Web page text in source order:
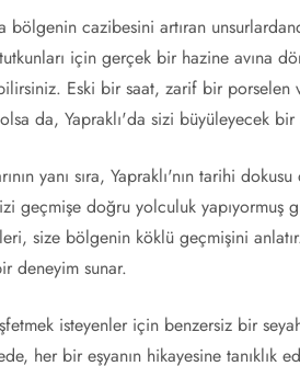
bölgenin cazibesini artıran
için gerçek bir hazine avına
Eski bir saat, zarif bir
olsa da, Yapraklı'da sizi büyüleyecek
yanı sıra, Yapraklı'nın tarihi
geçmişe doğru yolculuk yapıyormuş
size bölgenin köklü geçmişini
deneyim sunar.
isteyenler için benzersiz bir
her bir eşyanın hikayesine tanıklık